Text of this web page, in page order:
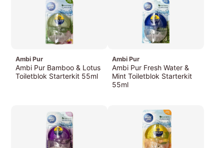
Ambi Pur
Ambi Pur Bamboo & Lotus
Toiletblok Starterkit 55ml
Ambi Pur
Ambi Pur Fresh Water &
Mint Toiletblok Starterkit
55ml